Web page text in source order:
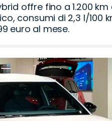
offre fino a 1.200 km
consumi di 2,3 l/100
euro al mese.